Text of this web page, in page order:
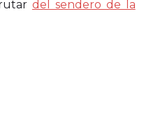
del sendero de la